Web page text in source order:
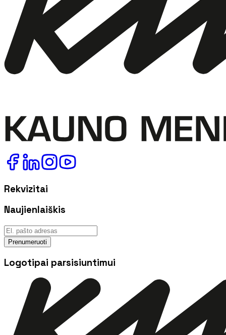
Rekvizitai
Naujienlaiškis
Prenumeruoti
Logotipai parsisiuntimui